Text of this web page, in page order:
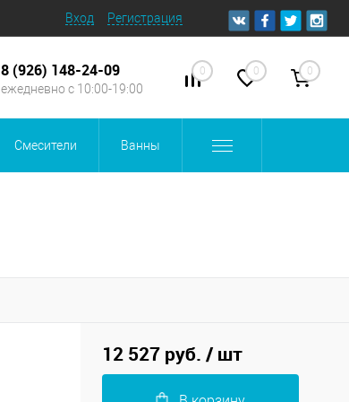
Вход Регистрация
8 (926) 148-24-09
ежедневно с 10:00-19:00
0 0 0
Смесители Ванны
12 527 руб. / шт